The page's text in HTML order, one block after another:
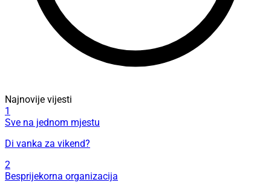
Najnovije vijesti
1
Sve na jednom mjestu
Di vanka za vikend?
2
Besprijekorna organizacija